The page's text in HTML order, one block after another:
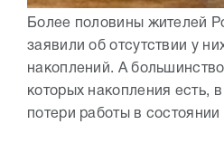
Более половины жителей
заявили об отсутствии у
накоплений. А
которых накопления есть,
потери работы в